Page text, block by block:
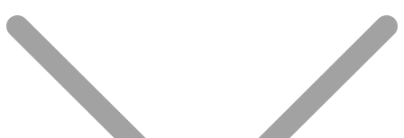
Фильтр
Отображение 1–20 из 80